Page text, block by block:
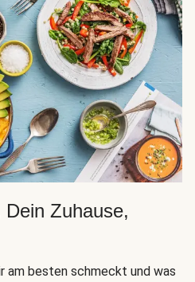
Zuhause,
am besten schmeckt und was